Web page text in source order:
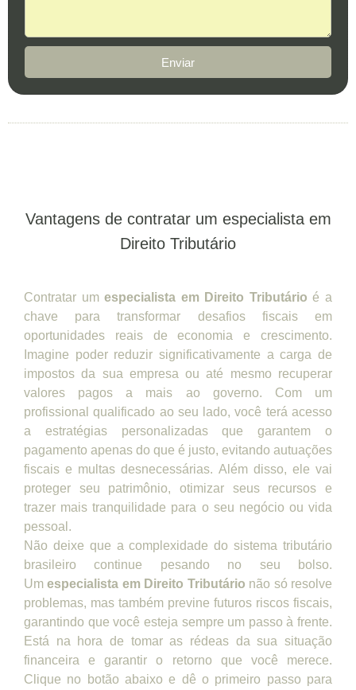
Enviar
Vantagens de contratar um especialista em
Direito Tributário
Contratar umespecialista em Direito Tributário é a
chave para transformar desafios fiscais em
oportunidades reais de economia e crescimento.
Imagine poder reduzir significativamente a carga de
impostos da sua empresa ou até mesmo recuperar
valores pagos a mais ao governo. Com um
profissional qualificado ao seu lado, você terá acesso
a estratégias personalizadas que garantem o
pagamento apenas do que é justo, evitando autuações
fiscais e multas desnecessárias. Além disso, ele vai
proteger seu patrimônio, otimizar seus recursos e
trazer mais tranquilidade para o seu negócio ou vida
pessoal.
Não deixe que a complexidade do sistema tributário
brasileiro continue pesando no seu bolso.
Umespecialista em Direito Tributário não só resolve
problemas, mas também previne futuros riscos fiscais,
garantindo que você esteja sempre um passo à frente.
Está na hora de tomar as rédeas da sua situação
financeira e garantir o retorno que você merece.
Clique no botão abaixo e dê o primeiro passo para